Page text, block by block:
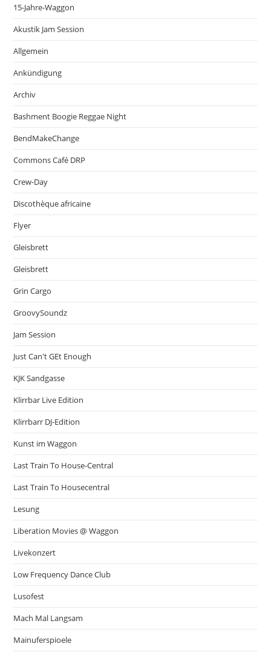
15-Jahre-Waggon
Akustik Jam Session
Allgemein
Ankündigung
Archiv
Bashment Boogie Reggae Night
BendMakeChange
Commons Café DRP
Crew-Day
Discothèque africaine
Flyer
Gleisbrett
Gleisbrett
Grin Cargo
GroovySoundz
Jam Session
Just Can't GEt Enough
KJK Sandgasse
Klirrbar Live Edition
Klirrbarr DJ-Edition
Kunst im Waggon
Last Train To House-Central
Last Train To Housecentral
Lesung
Liberation Movies @ Waggon
Livekonzert
Low Frequency Dance Club
Lusofest
Mach Mal Langsam
Mainuferspioele